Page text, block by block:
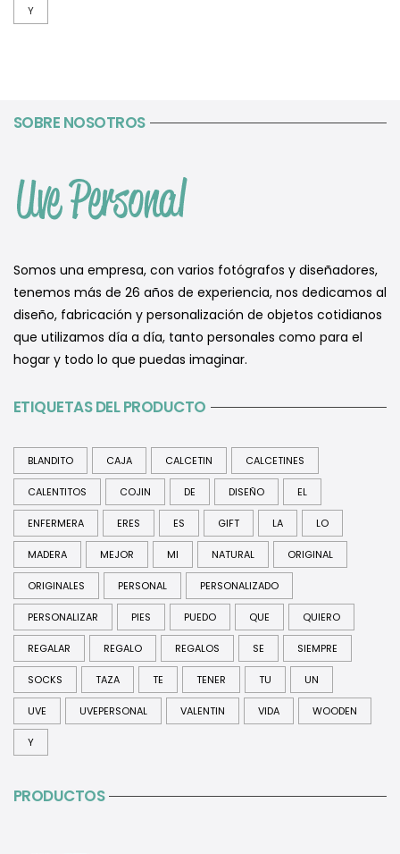
Y
SOBRE NOSOTROS
Somos una empresa, con varios fotógrafos y diseñadores,
tenemos más de 26 años de experiencia, nos dedicamos al
diseño, fabricación y personalización de objetos cotidianos
que utilizamos día a día, tanto personales como para el
hogar y todo lo que puedas imaginar.
ETIQUETAS DEL PRODUCTO
BLANDITO CAJA CALCETIN CALCETINES
CALENTITOS COJIN DE DISEÑO EL
ENFERMERA ERES ES GIFT LA LO
MADERA MEJOR MI NATURAL ORIGINAL
ORIGINALES PERSONAL PERSONALIZADO
PERSONALIZAR PIES PUEDO QUE QUIERO
REGALAR REGALO REGALOS SE SIEMPRE
SOCKS TAZA TE TENER TU UN
UVE UVEPERSONAL VALENTIN VIDA WOODEN
Y
PRODUCTOS